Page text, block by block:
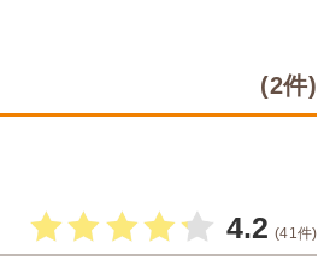
(2件)
4.2 (41件)